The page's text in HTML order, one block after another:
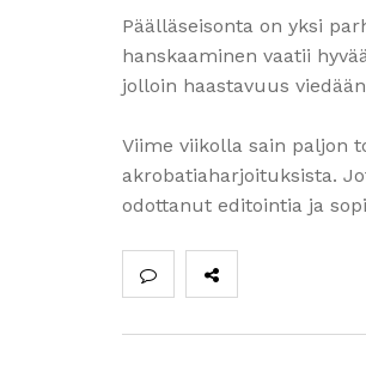
Päälläseisonta on yksi
hanskaaminen vaatii
jolloin haastavuus
Viime viikolla sain paljon
akrobatiaharjoituksista.
odottanut editointia ja